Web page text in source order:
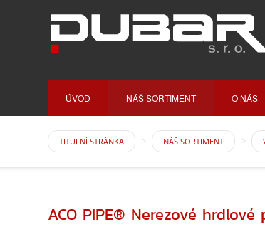
ÚVOD NÁŠ SORTIMENT O NÁS
TITULNÍ STRÁNKA NÁŠ SORTIMENT
ACO PIPE® Nerezové hrdlové